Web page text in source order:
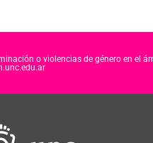
o violencias de género en el